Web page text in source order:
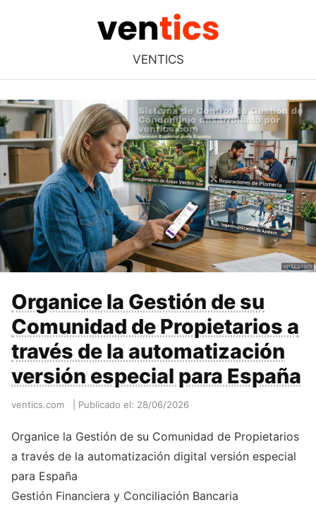
VENTICS
Organice la Gestión de su
Comunidad de Propietarios a
través de la automatización
versión especial para España
ventics.com Publicado el: 28/06/2026
Organice la Gestión de su Comunidad de Propietarios
a través de la automatización digital versión especial
para España
Gestión Financiera y Conciliación Bancaria